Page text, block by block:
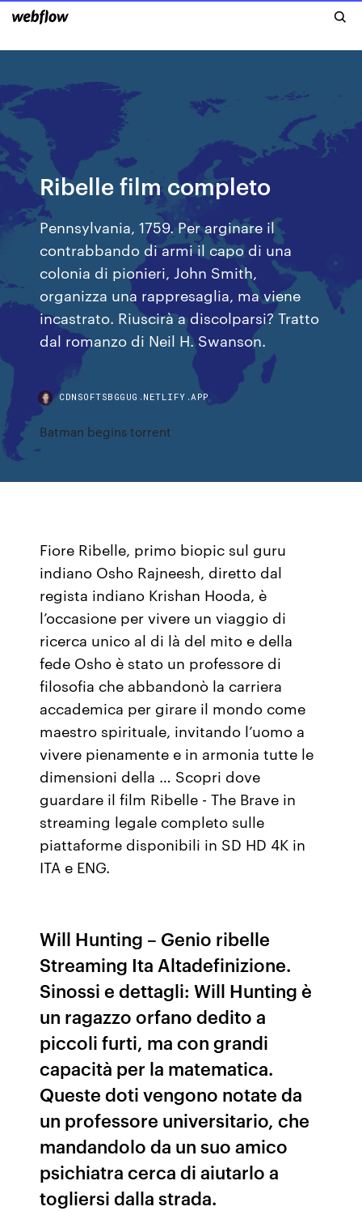
Ribelle film completo
Pennsylvania, 1759. Per arginare il
contrabbando di armi il capo di una
colonia di pionieri, John Smith,
organizza una rappresaglia, ma viene
incastrato. Riuscirà a discolparsi? Tratto
dal romanzo di Neil H. Swanson.
CDNSOFTSBGGUG.NETLIFY.APP
Batman begins torrent
Fiore Ribelle, primo biopic sul guru
indiano Osho Rajneesh, diretto dal
regista indiano Krishan Hooda, è
l’occasione per vivere un viaggio di
ricerca unico al di là del mito e della
fede Osho è stato un professore di
filosofia che abbandonò la carriera
accademica per girare il mondo come
maestro spirituale, invitando l’uomo a
vivere pienamente e in armonia tutte le
dimensioni della … Scopri dove
guardare il film Ribelle - The Brave in
streaming legale completo sulle
piattaforme disponibili in SD HD 4K in
ITA e ENG.
Will Hunting – Genio ribelle
Streaming Ita Altadefinizione.
Sinossi e dettagli: Will Hunting è
un ragazzo orfano dedito a
piccoli furti, ma con grandi
capacità per la matematica.
Queste doti vengono notate da
un professore universitario, che
mandandolo da un suo amico
psichiatra cerca di aiutarlo a
togliersi dalla strada.